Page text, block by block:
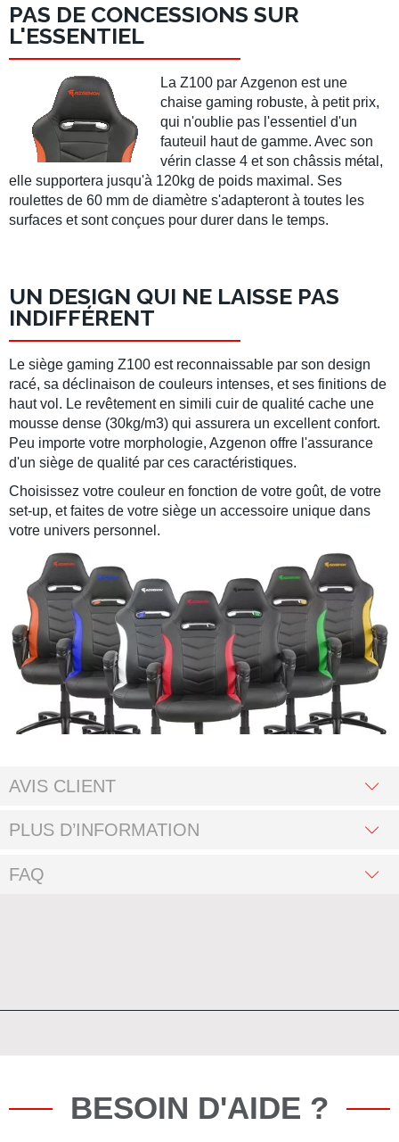
PAS DE CONCESSIONS SUR
L'ESSENTIEL
La Z100 par Azgenon est une
chaise gaming robuste, à petit prix,
qui n'oublie pas l'essentiel d'un
fauteuil haut de gamme. Avec son
vérin classe 4 et son châssis métal ,
elle supportera jusqu'à 120kg de poids maximal. Ses
roulettes de 60 mm de diamètre s'adapteront à toutes les
surfaces et sont conçues pour durer dans le temps.
UN DESIGN QUI NE LAISSE PAS
INDIFFÉRENT
Le siège gaming Z100 est reconnaissable par son design
racé, sa déclinaison de couleurs intenses, et ses finitions de
haut vol. Le revêtement en simili cuir de qualité cache une
mousse dense (30kg/m3) qui assurera un excellent confort.
Peu importe votre morphologie, Azgenon offre l'assurance
d'un siège de qualité par ces caractéristiques.
Choisissez votre couleur en fonction de votre goût, de votre
set-up, et faites de votre siège un accessoire unique dans
votre univers personnel.
AVIS CLIENT
PLUS D’INFORMATION
FAQ
BESOIN D'AIDE ?